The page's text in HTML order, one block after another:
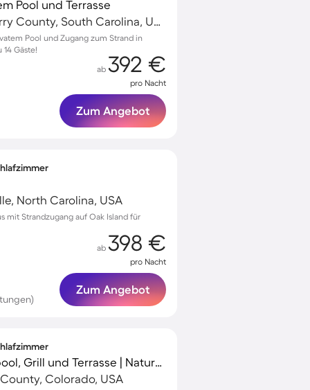
Pool und Terrasse
Surfside Beach, Horry County, South Carolina, USA
Pool und Zugang zum Strand in
Gäste!
ab 392 €
pro Nacht
Zum Angebot
North Carolina, USA
mit Strandzugang auf Oak Island für
ab 398 €
pro Nacht
Zum Angebot
Ferienhaus mit Whirlpool, Grill und Terrasse | Naturblick
Colorado, USA